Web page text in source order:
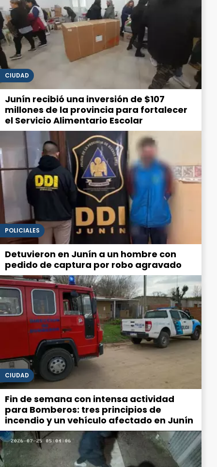
CIUDAD
Junín recibió una inversión de $107
millones de la provincia para fortalecer
el Servicio Alimentario Escolar
POLICIALES
Detuvieron en Junín a un hombre con
pedido de captura por robo agravado
CIUDAD
Fin de semana con intensa actividad
para Bomberos: tres principios de
incendio y un vehículo afectado en Junín